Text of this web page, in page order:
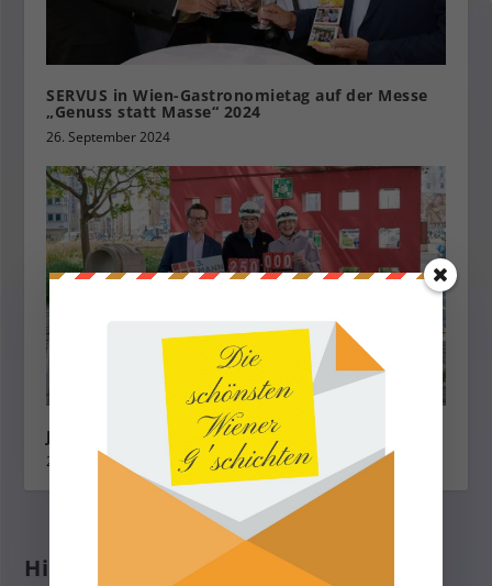
SERVUS in Wien-Gastronomietag auf der Messe
„Genuss statt Masse“ 2024
26. September 2024
Jubiläum der ,,3. Mann Tour”
25. Juni 2025
Hinterlasse eine Antwort